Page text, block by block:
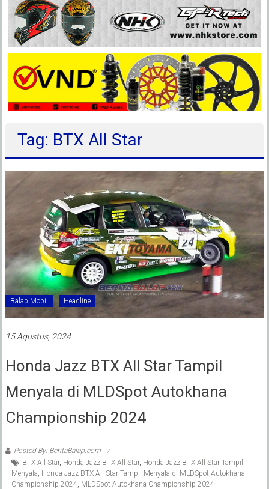
Tag: BTX All Star
Balap Mobil Headline
15 Agustus, 2024
Honda Jazz BTX All Star Tampil
Menyala di MLDSpot Autokhana
Championship 2024
Posted By: BeritaBalap.com
BTX All Star, Honda Jazz BTX All Star, Honda Jazz BTX All Star Tampil
Menyala, Honda Jazz BTX All Star Tampil Menyala di MLDSpot Autokhana
Championship 2024, MLDSpot Autokhana Championship 2024